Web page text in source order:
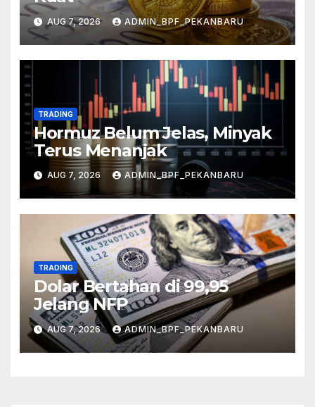
AUG 7, 2026 ADMIN_BPF_PEKANBARU
TRADING
Hormuz Belum Jelas, Minyak
Terus Menanjak
AUG 7, 2026 ADMIN_BPF_PEKANBARU
TRADING
Dolar Bertahan di 99,95
Jelang NFP
AUG 7, 2026 ADMIN_BPF_PEKANBARU